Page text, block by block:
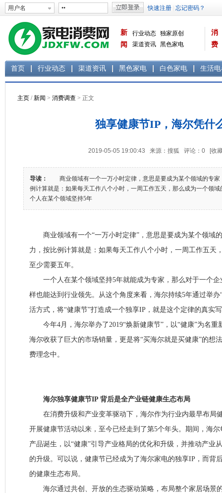
新
闻
行业动态 独家原创
渠道资讯 黑色家电
消
费
首页 行业动态 渠道资讯 黑色家电 白色家电 生活
主页 /新闻 > 消费调查 > 正文
独享健康节IP，海尔凭什
2019-05-05 19:00:43 来源：搜狐 评论： 0 [收
导读：
商业领域有一个一万小时定律，意思是要成为某个领域的专家
例计算就是：如果每天工作八个小时，一周工作五天，那么成为一个
个人在某个领域坚持5年
商业领域有一个“一万小时定律”，意思是要成为某个领域的
力，按比例计算就是：如果每天工作八个小时，一周工作五天
至少需要五年。
一个人在某个领域坚持5年就能成为专家，那么对于一个企
样也能达到行业领先。从这个角度来看，海尔持续5年通过举办
活方式，将“健康节”打造成一个独享IP，就是这个定律的真实
今年4月，海尔举办了2019“焕新健康节”，以“健康”为名重
海尔收获了巨大的市场销量，更是将“买海尔就是买健康”的想
费理念中。
海尔独享健康节IP 背后是全产业链健康生态布局
在消费升级和产业变革驱动下，海尔作为行业内最早布局
开展健康节活动以来，至今已经走到了第5个年头。期间，海
产品诞生，以“健康”引导产业格局的优化和升级，并推动产业
的升级。可以说，健康节已经成为了海尔家电的独享IP，而背
的健康生态布局。
海尔通过共创、开放的生态驱动策略，布局整个家居场景